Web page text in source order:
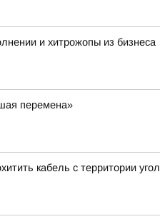
и хитрожопы из бизнеса
перемена»
кабель с территории